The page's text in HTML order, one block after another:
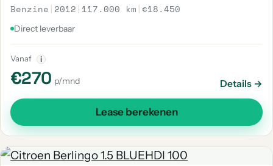
Benzine | 2012 | 117.000 km |€18.450
Direct leverbaar
Vanaf i
€270 p/mnd Details →
Lease berekenen